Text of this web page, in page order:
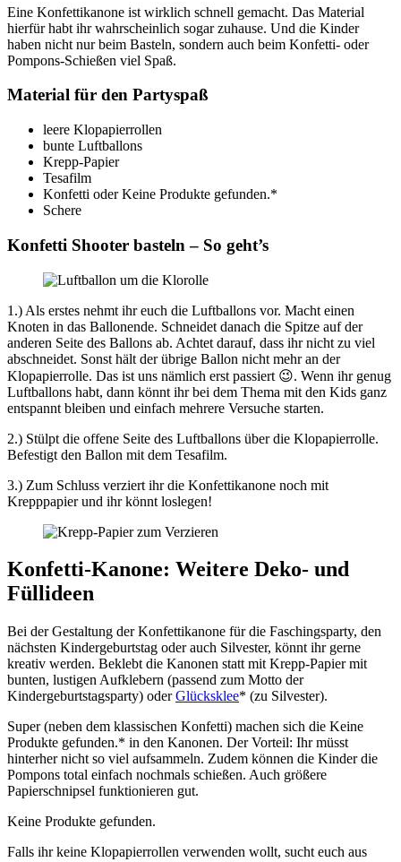
Eine Konfettikanone ist wirklich schnell gemacht. Das Material
hierfür habt ihr wahrscheinlich sogar zuhause. Und die Kinder
haben nicht nur beim Basteln, sondern auch beim Konfetti- oder
Pompons-Schießen viel Spaß.
Material für den Partyspaß
leere Klopapierrollen
bunte Luftballons
Krepp-Papier
Tesafilm
Konfetti oderKeine Produkte gefunden.*
Schere
Konfetti Shooter basteln – So geht’s
1.) Als erstes nehmt ihr euch die Luftballons vor. Macht einen
Knoten in das Ballonende. Schneidet danach die Spitze auf der
anderen Seite des Ballons ab. Achtet darauf, dass ihr nicht zu viel
abschneidet. Sonst hält der übrige Ballon nicht mehr an der
Klopapierrolle. Das ist uns nämlich erst passiert 😉. Wenn ihr genug
Luftballons habt, dann könnt ihr bei dem Thema mit den Kids ganz
entspannt bleiben und einfach mehrere Versuche starten.
2.) Stülpt die offene Seite des Luftballons über die Klopapierrolle.
Befestigt den Ballon mit dem Tesafilm.
3.) Zum Schluss verziert ihr die Konfettikanone noch mit
Krepppapier und ihr könnt loslegen!
Konfetti-Kanone: Weitere Deko- und
Füllideen
Bei der Gestaltung der Konfettikanone für die Faschingsparty, den
nächsten Kindergeburtstag oder auch Silvester, könnt ihr gerne
kreativ werden. Beklebt die Kanonen statt mit Krepp-Papier mit
bunten, lustigen Aufklebern (passend zum Motto der
Kindergeburtstagsparty) oderGlücksklee* (zu Silvester).
Super (neben dem klassischen Konfetti) machen sich die Keine
Produkte gefunden.* in den Kanonen. Der Vorteil: Ihr müsst
hinterher nicht so viel aufsammeln. Zudem können die Kinder die
Pompons total einfach nochmals schießen. Auch größere
Papierschnipsel funktionieren gut.
Keine Produkte gefunden.
Falls ihr keine Klopapierrollen verwenden wollt, sucht euch aus